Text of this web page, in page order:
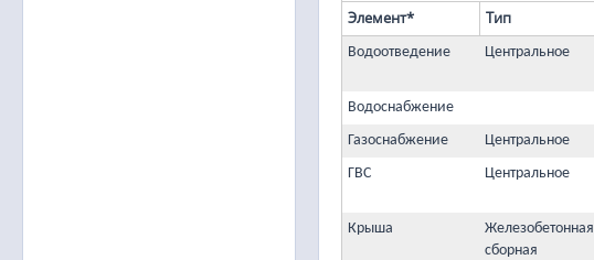
Элемент*
Тип
Водоотведение Центральное
Водоснабжение
Газоснабжение
Центральное
ГВС
Центральное
Крыша
Железобетонная
сборная